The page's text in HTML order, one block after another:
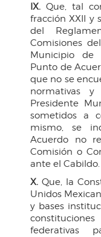
IX. Que, tal
fracción XXII y
del
Comisiones
Municipio de
Punto de
que no se
normativas
Presidente
sometidos a
mismo, se
Acuerdo no
Comisión o
ante el Cabildo.
X. Que, la
Unidos
y bases
federativas